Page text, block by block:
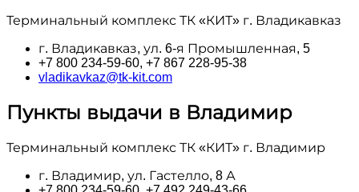
Терминальный комплекс ТК «КИТ» г. Владикавказ
г. Владикавказ, ул. 6-я Промышленная, 5
+7 800 234-59-60, +7 867 228-95-38
vladikavkaz@tk-kit.com
Пункты выдачи в Владимир
Терминальный комплекс ТК «КИТ» г. Владимир
г. Владимир, ул. Гастелло, 8 А